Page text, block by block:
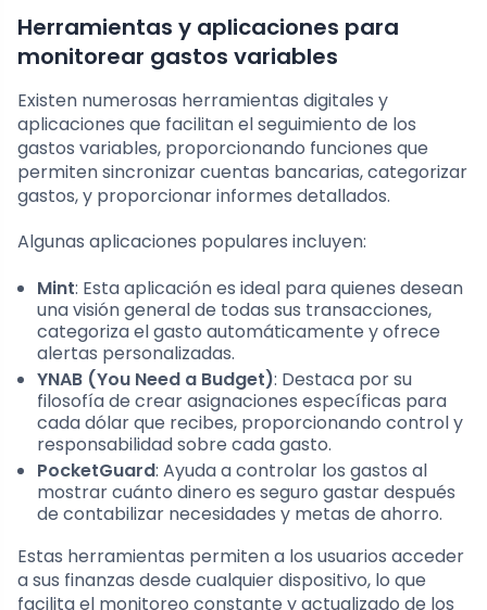
Herramientas y aplicaciones para
monitorear gastos variables
Existen numerosas herramientas digitales y
aplicaciones que facilitan el seguimiento de los
gastos variables, proporcionando funciones que
permiten sincronizar cuentas bancarias, categorizar
gastos, y proporcionar informes detallados.
Algunas aplicaciones populares incluyen:
Mint: Esta aplicación es ideal para quienes desean
una visión general de todas sus transacciones,
categoriza el gasto automáticamente y ofrece
alertas personalizadas.
YNAB (You Need a Budget): Destaca por su
filosofía de crear asignaciones específicas para
cada dólar que recibes, proporcionando control y
responsabilidad sobre cada gasto.
PocketGuard: Ayuda a controlar los gastos al
mostrar cuánto dinero es seguro gastar después
de contabilizar necesidades y metas de ahorro.
Estas herramientas permiten a los usuarios acceder
a sus finanzas desde cualquier dispositivo, lo que
facilita el monitoreo constante y actualizado de los